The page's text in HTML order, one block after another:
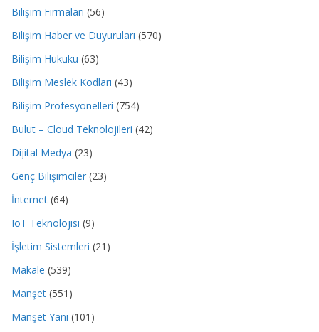
Bilişim Firmaları (56)
Bilişim Haber ve Duyuruları (570)
Bilişim Hukuku (63)
Bilişim Meslek Kodları (43)
Bilişim Profesyonelleri (754)
Bulut – Cloud Teknolojileri (42)
Dijital Medya (23)
Genç Bilişimciler (23)
İnternet (64)
IoT Teknolojisi (9)
İşletim Sistemleri (21)
Makale (539)
Manşet (551)
Manşet Yanı (101)